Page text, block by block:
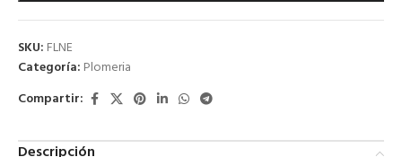
SKU: FLNE
Categoría: Plomeria
Compartir: